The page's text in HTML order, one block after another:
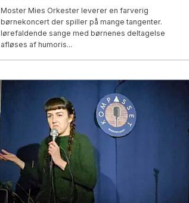
Moster Mies Orkester leverer en farverig
børnekoncert der spiller på mange tangenter.
Iørefaldende sange med børnenes deltagelse
afløses af humoris...